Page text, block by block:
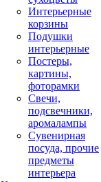
Интерьерные
корзины
Подушки
интерьерные
Постеры,
картины,
фоторамки
Свечи,
подсвечники,
аромалампы
Сувенирная
посуда, прочие
предметы
интерьера